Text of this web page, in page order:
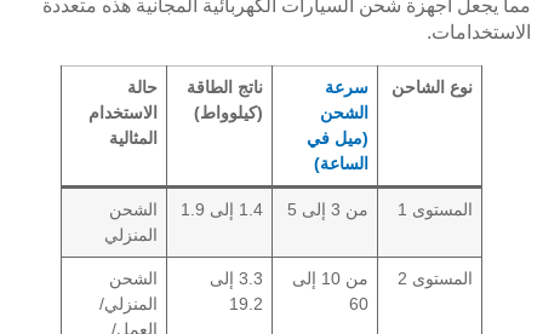
مما يجعل أجهزة شحن السيارات الكهربائية المجانية هذه متعددة
الاستخدامات.
نوع الشاحن
سرعة
الشحن
(ميل في
الساعة)
ناتج الطاقة
(كيلوواط)
حالة
الاستخدام
المثالية
المستوى 1 من 3 إلى 5 1.4 إلى 1.9
الشحن
المنزلي
المستوى 2
من 10 إلى
60
3.3 إلى
19.2
الشحن
المنزلي/
العمل/